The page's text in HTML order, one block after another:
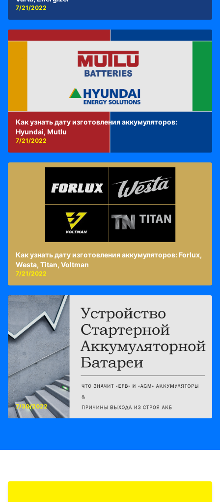
7/21/2022
Как узнать дату изготовления аккумуляторов:
Hyundai, Mutlu
7/21/2022
Как узнать дату изготовления аккумуляторов: Forlux,
Westa, Titan, Voltman
7/21/2022
7/30/2022